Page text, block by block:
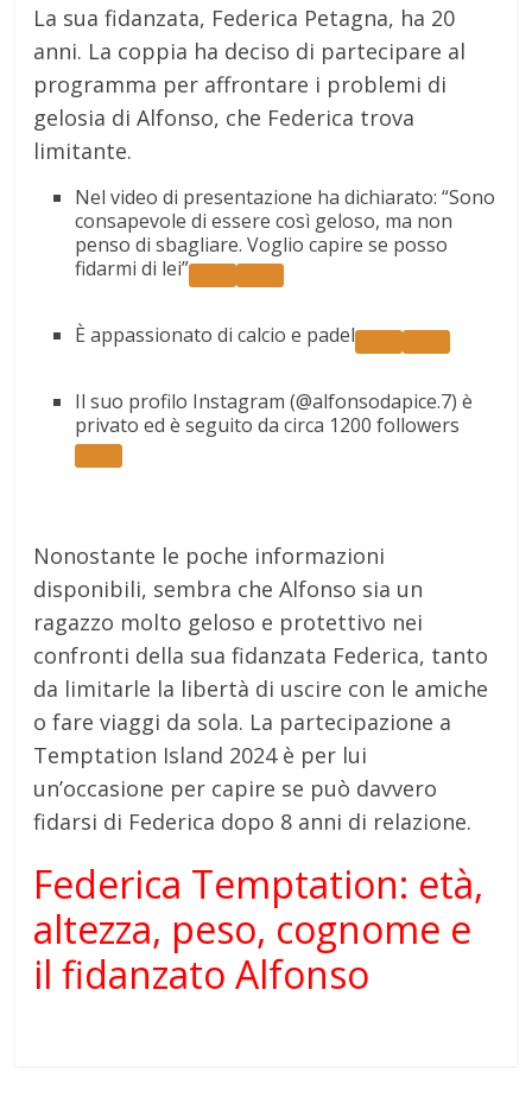
La sua fidanzata, Federica Petagna, ha 20
anni. La coppia ha deciso di partecipare al
programma per affrontare i problemi di
gelosia di Alfonso, che Federica trova
limitante.
Nel video di presentazione ha dichiarato: “Sono
consapevole di essere così geloso, ma non
penso di sbagliare. Voglio capire se posso
fidarmi di lei”
È appassionato di calcio e padel
Il suo profilo Instagram (@alfonsodapice.7) è
privato ed è seguito da circa 1200 followers
Nonostante le poche informazioni
disponibili, sembra che Alfonso sia un
ragazzo molto geloso e protettivo nei
confronti della sua fidanzata Federica, tanto
da limitarle la libertà di uscire con le amiche
o fare viaggi da sola. La partecipazione a
Temptation Island 2024 è per lui
un’occasione per capire se può davvero
fidarsi di Federica dopo 8 anni di relazione.
Federica Temptation: età,
altezza, peso, cognome e
il fidanzato Alfonso